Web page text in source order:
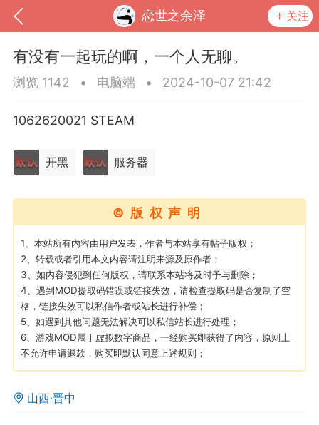
恋世之余泽 关注
MOD下载 攻略教程 联机招募
大人
Lv.8
卖挂
禁止发布联机可用的作弊模组，
有没有一起玩的啊，一个人无聊。
浏览 1142 • 电脑端 • 2024-10-07 21:42
1062620021 STEAM
开黑 服务器
©版权声明
1、本站所有内容由用户发表，作者与本站享有帖子版权；
2、转载或者引用本文内容请注明来源及原作者；
3、如内容侵犯到任何版权，请联系本站将及时予与删除；
4、遇到MOD提取码错误或链接失效，请检查提取码是否复制了空
格，链接失效可以私信作者或站长进行补偿；
5、如遇到其他问题无法解决可以私信站长进行处理；
6、游戏MOD属于虚拟数字商品，一经购买即获得了内容，原则上
不允许申请退款，购买即默认同意上述规则；
山西·晋中